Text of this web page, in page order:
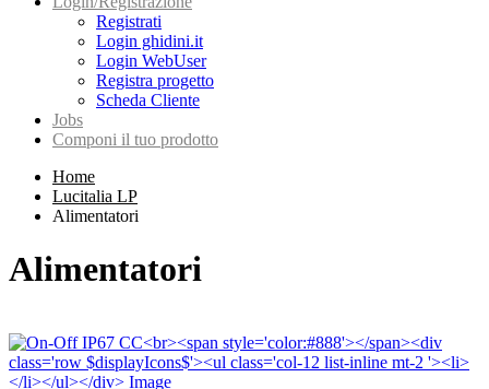
Registrati
Login ghidini.it
Login WebUser
Registra progetto
Scheda Cliente
Jobs
Componi il tuo prodotto
Home
Lucitalia LP
Alimentatori
Alimentatori